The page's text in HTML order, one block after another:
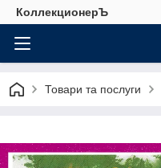
КоллекционерЪ
Товари та послуги